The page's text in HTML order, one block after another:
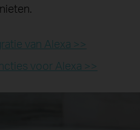
van Alexa >>
voor Alexa >>